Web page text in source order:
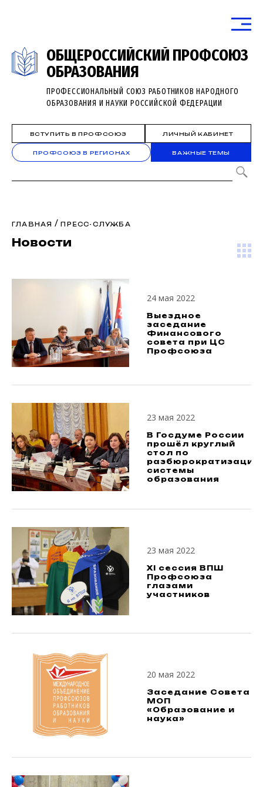
ОБЩЕРОССИЙСКИЙ ПРОФСОЮЗ
ОБРАЗОВАНИЯ
ПРОФЕССИОНАЛЬНЫЙ СОЮЗ РАБОТНИКОВ НАРОДНОГО
ОБРАЗОВАНИЯ И НАУКИ РОССИЙСКОЙ ФЕДЕРАЦИИ
ВСТУПИТЬ В ПРОФСОЮЗ ЛИЧНЫЙ КАБИНЕТ
ПРОФСОЮЗ В РЕГИОНАХ ВАЖНЫЕ ТЕМЫ
ГЛАВНАЯ /ПРЕСС-СЛУЖБА
Новости
24 мая 2022
Выездное
заседание
Финансового
совета при ЦС
Профсоюза
23 мая 2022
В Госдуме России
прошёл круглый
стол по
разбюрократизации
системы
образования
23 мая 2022
XI сессия ВПШ
Профсоюза
глазами
участников
20 мая 2022
Заседание Совета
МОП
«Образование и
наука»